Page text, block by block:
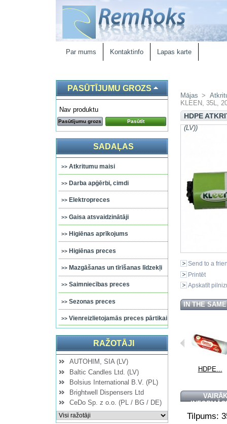
Par mums Kontaktinfo Lapas karte
PASŪTĪJUMU GROZS
Nav produktu
Pasūtījumu grozs Pasūtīt
SADAĻAS
Atkritumu maisi
Darba apģērbi, cimdi
Elektropreces
Gaisa atsvaidzinātāji
Higiēnas aprīkojums
Higiēnas preces
Mazgāšanas un tīrīšanas līdzekļi
Saimniecības preces
Sezonas preces
Vienreizlietojamās preces pārtikai
RAŽOTĀJI
AUTOHIM, SIA (LV)
Baltic Candles Ltd. (LV)
Bolsius International B.V. (PL)
Brightwell Dispensers Ltd
CeDo Sp. z o.o. (PL / BG / DE)
Mājas >
KLEEN, 35L,
HDPE
(LV))
Send to a
Printēt
Apskatīt
IN THE
HDPE... HDPE... HDPE...
VAIRĀK
Tilpums: